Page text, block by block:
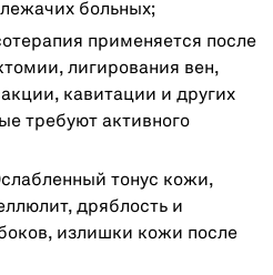
больных;
применяется после
лигирования вен,
кавитации и других
требуют активного
тонус кожи,
дряблость и
излишки кожи после